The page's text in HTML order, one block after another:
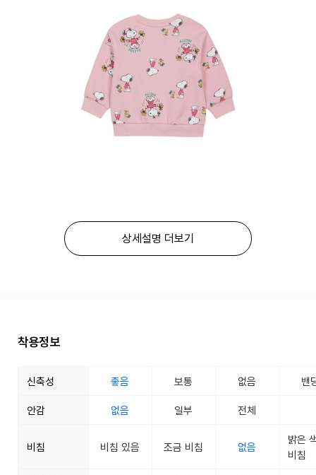
상세설명 더보기
착용정보
신축성 좋음 보통 없음 밴
안감 없음 일부 전체
비침 비침 있음 조금 비침 없음
밝은
비침